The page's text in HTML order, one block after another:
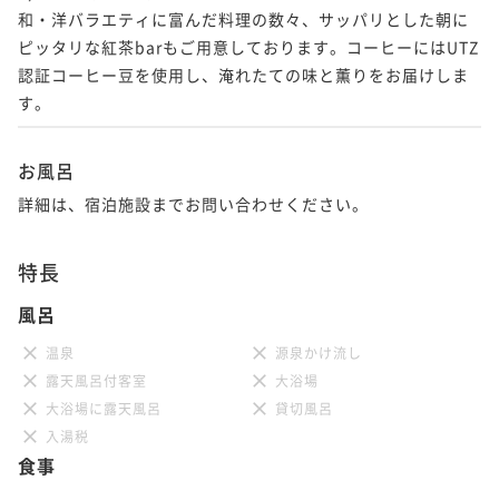
和・洋バラエティに富んだ料理の数々、サッパリとした朝に
ピッタリな紅茶barもご用意しております。コーヒーにはUTZ
認証コーヒー豆を使用し、淹れたての味と薫りをお届けしま
す。
お風呂
詳細は、宿泊施設までお問い合わせください。
特長
風呂
温泉
源泉かけ流し
露天風呂付客室
大浴場
大浴場に露天風呂
貸切風呂
入湯税
食事